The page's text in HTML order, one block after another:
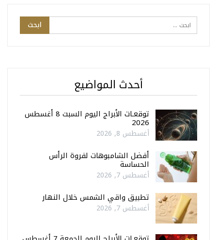
أحدث المواضيع
توقعـات الأبراج اليوم السبت 8 أغسطس
2026
أغسطس 8, 2026
أفضل الشامبوهات لفروة الرأس
الحساسة
أغسطس 7, 2026
تطبيق واقي الشمس خلال النهار
أغسطس 7, 2026